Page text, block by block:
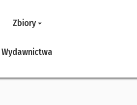
Zbiory
Wydawnictwa